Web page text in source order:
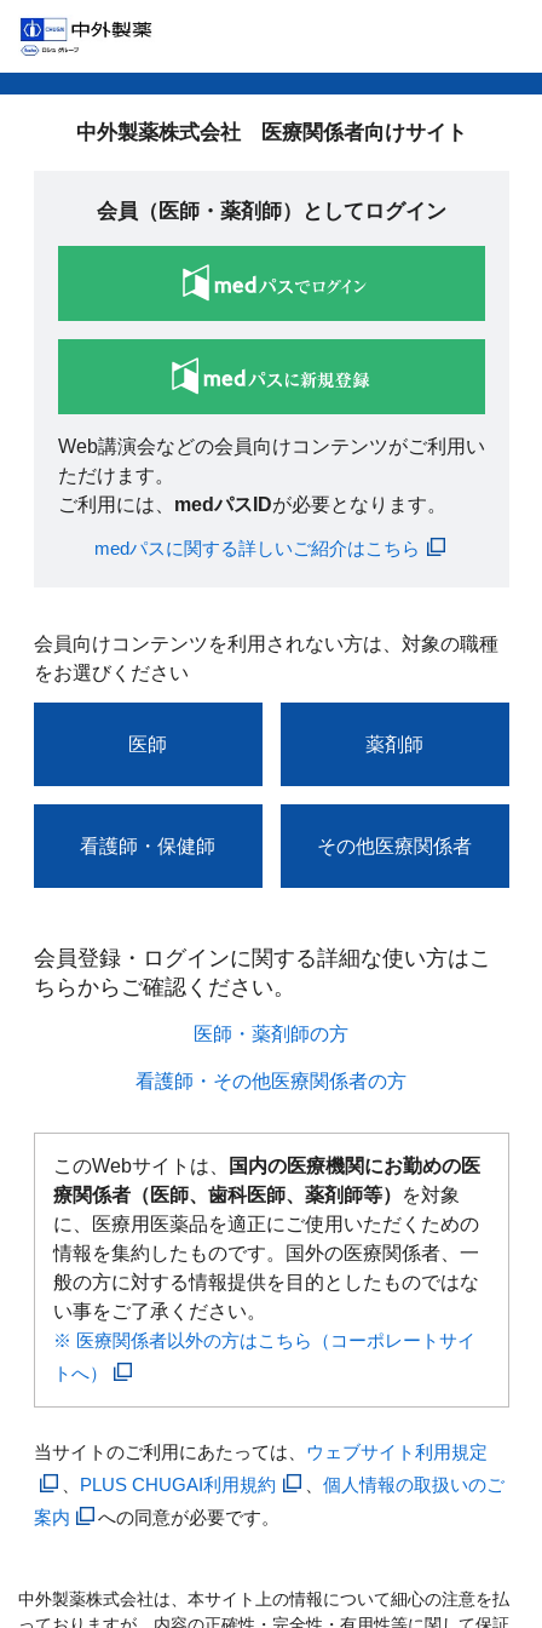
中外製薬株式会社 医療関係者向けサイト
会員（医師・薬剤師）としてログイン
Web講演会などの会員向けコンテンツがご利用い
ただけます。
ご利用には、 medパスIDが必要となります。
medパスに関する詳しいご紹介はこちら
会員向けコンテンツを利用されない方は、対象の職種
をお選びください
医師 薬剤師
看護師・保健師 その他医療関係者
会員登録・ログインに関する詳細な使い方はこ
ちらからご確認ください。​
医師・薬剤師の方​
看護師・その他医療関係者の方​
このWebサイトは、
国内の医療機関にお勤めの医
療関係者（医師、歯科医師、薬剤師等）
を対象
に、医療用医薬品を適正にご使用いただくための
情報を集約したものです。国外の医療関係者、一
般の方に対する情報提供を目的としたものではな
い事をご了承ください。
※ 医療関係者以外の方はこちら（コーポレートサイ
トへ）
当サイトのご利用にあたっては、 ウェブサイト利用規定
PLUS CHUGAI利用規約
個人情報の取扱いのご
案内
への同意が必要です。
中外製薬株式会社は、本サイト上の情報について細心の注意を払
っておりますが、内容の正確性・完全性・有用性等に関して保証